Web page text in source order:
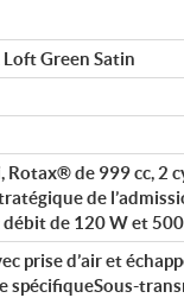
Green Satin
de 999 cc, 2
de
de 120 W et
prise d’air et
spécifiqueSous-